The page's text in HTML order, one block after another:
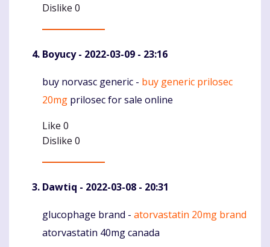
Dislike 0
Boyucy- 2022-03-09 - 23:16
Komentaras
buy norvasc generic - buy generic prilosec
20mg prilosec for sale online
Like 0
Dislike 0
Dawtiq - 2022-03-08 - 20:31
Komentaras
glucophage brand - atorvastatin 20mg brand
atorvastatin 40mg canada